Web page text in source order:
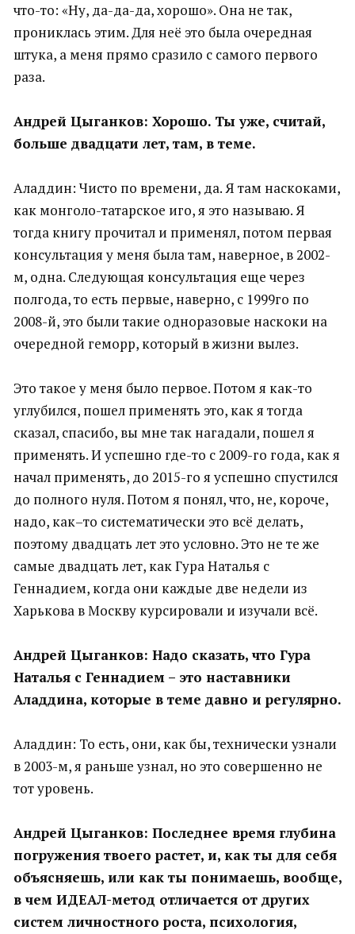
что-то: «Ну, да-да-да, хорошо». Она не так,
прониклась этим. Для неё это была очередная
штука, а меня прямо сразило с самого первого
раза.
Андрей Цыганков: Хорошо. Ты уже, считай,
больше двадцати лет, там, в теме.
Аладдин: Чисто по времени, да. Я там наскоками,
как монголо-татарское иго, я это называю. Я
тогда книгу прочитал и применял, потом первая
консультация у меня была там, наверное, в 2002-
м, одна. Следующая консультация еще через
полгода, то есть первые, наверно, с 1999го по
2008-й, это были такие одноразовые наскоки на
очередной геморр, который в жизни вылез.
Это такое у меня было первое. Потом я как-то
углубился, пошел применять это, как я тогда
сказал, спасибо, вы мне так нагадали, пошел я
применять. И успешно где-то с 2009-го года, как я
начал применять, до 2015-го я успешно спустился
до полного нуля. Потом я понял, что, не, короче,
надо, как–то систематически это всё делать,
поэтому двадцать лет это условно. Это не те же
самые двадцать лет, как Гура Наталья с
Геннадием, когда они каждые две недели из
Харькова в Москву курсировали и изучали всё.
Андрей Цыганков: Надо сказать, что Гура
Наталья с Геннадием – это наставники
Аладдина, которые в теме давно и регулярно.
Аладдин: То есть, они, как бы, технически узнали
в 2003-м, я раньше узнал, но это совершенно не
тот уровень.
Андрей Цыганков: Последнее время глубина
погружения твоего растет, и, как ты для себя
объясняешь, или как ты понимаешь, вообще,
в чем ИДЕАЛ-метод отличается от других
систем личностного роста, психология,